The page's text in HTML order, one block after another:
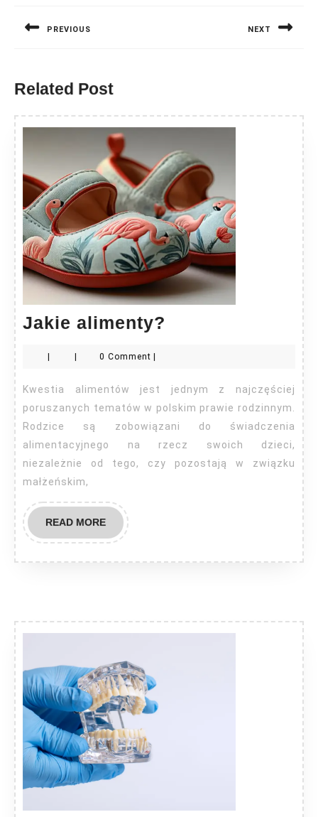
PREVIOUS NEXT
Related Post
Jakie alimenty?
0 Comment
Kwestia alimentów jest jednym z najczęściej
poruszanych tematów w polskim prawie rodzinnym.
Rodzice są zobowiązani do świadczenia
alimentacyjnego na rzecz swoich dzieci,
niezależnie od tego, czy pozostają w związku
małżeńskim,
READ MOREREAD
MORE